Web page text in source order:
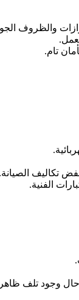
والظروف
تام.
تكاليف الصيانة.
الفنية.